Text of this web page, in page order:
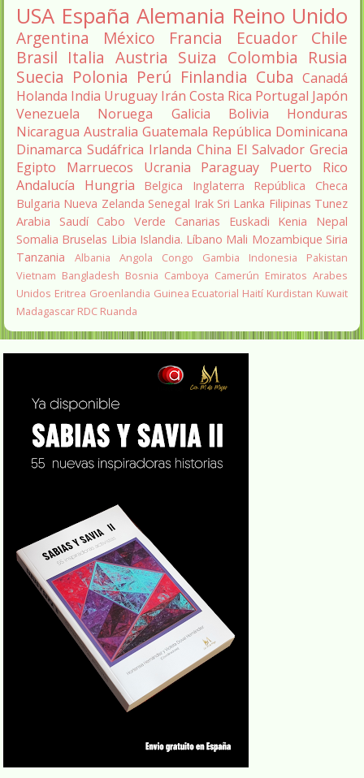
USA España Alemania Reino Unido
Argentina México Francia Ecuador
Chile
Brasil Italia Austria Suiza Colombia Rusia
Suecia Polonia Perú Finlandia Cuba Canadá
Holanda India Uruguay Irán Costa Rica Portugal Japón
Venezuela
Noruega Galicia Bolivia
Honduras
Nicaragua Australia Guatemala República Dominicana
Dinamarca Sudáfrica Irlanda China El Salvador Grecia
Egipto
Marruecos Ucrania Paraguay
Puerto Rico
Andalucía
Hungria Belgica Inglaterra
República Checa
Bulgaria Nueva Zelanda Senegal Irak Sri Lanka Filipinas Tunez
Arabia Saudí Cabo Verde Canarias Euskadi Kenia
Nepal
Somalia Bruselas Libia Islandia. Líbano Mali Mozambique Siria
Tanzania
Albania Angola Congo Gambia Indonesia
Pakistan
Vietnam Bangladesh Bosnia Camboya Camerún Emiratos Arabes
Unidos Eritrea Groenlandia Guinea Ecuatorial Haití Kurdistan Kuwait
Madagascar RDC Ruanda